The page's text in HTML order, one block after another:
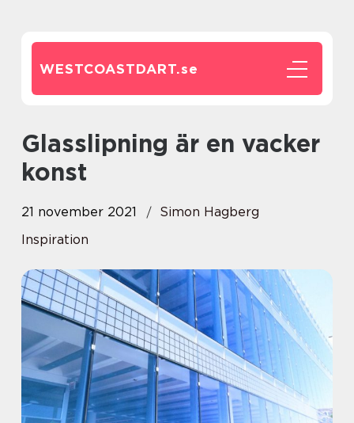
WESTCOASTDART.se
Glasslipning är en vacker
konst
21 november 2021
Simon Hagberg
Inspiration